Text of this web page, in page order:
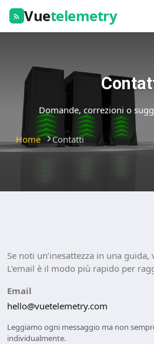
Vuetelemetry
Domande, correzioni o
Home Contatti
Se noti un’inesattezza in una
L’email è il modo più rapido per
Email
hello@vuetelemetry.com
Leggiamo ogni messaggio ma non
individualmente.